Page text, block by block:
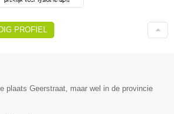
PROFIEL
plaats Geerstraat, maar wel in de provincie